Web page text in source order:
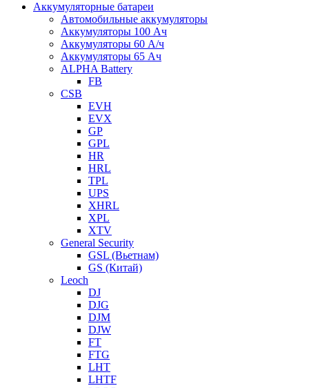
Аккумуляторные батареи
Автомобильные аккумуляторы
Аккумуляторы 100 Ач
Аккумуляторы 60 А/ч
Аккумуляторы 65 Ач
ALPHA Battery
FB
CSB
EVH
EVX
GP
GPL
HR
HRL
TPL
UPS
XHRL
XPL
XTV
General Security
GSL (Вьетнам)
GS (Китай)
Leoch
DJ
DJG
DJM
DJW
FT
FTG
LHT
LHTF